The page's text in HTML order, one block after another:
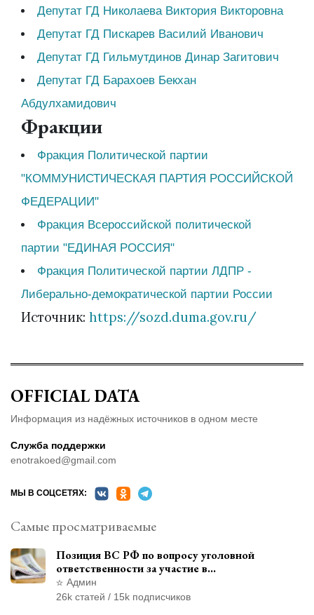
Депутат ГД Николаева Виктория Викторовна
Депутат ГД Пискарев Василий Иванович
Депутат ГД Гильмутдинов Динар Загитович
Депутат ГД Барахоев Бекхан
Абдулхамидович
Фракции
Фракция Политической партии
"КОММУНИСТИЧЕСКАЯ ПАРТИЯ РОССИЙСКОЙ
ФЕДЕРАЦИИ"
Фракция Всероссийской политической
партии "ЕДИНАЯ РОССИЯ"
Фракция Политической партии ЛДПР -
Либерально-демократической партии России
Источник: https://sozd.duma.gov.ru/
OFFICIAL DATA
Информация из надёжных источников в одном месте
Служба поддержки
enotrakoed@gmail.com
МЫ В СОЦСЕТЯХ:
Самые просматриваемые
Позиция ВС РФ по вопросу уголовной
ответственности за участие в
террористической организации до
официального признания
Админ
26k статей / 15k подписчиков